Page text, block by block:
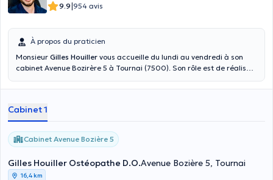
9.9|954 avis
À propos du praticien
Monsieur Gilles Houiller vous accueille du lundi au vendredi à son
cabinet Avenue Bozirère 5 à Tournai (7500). Son rôle est de réaliser
restaurer ou augmenter la mobilité des différentes articulations,
surveiller l'évolution pour adapter la prise en charge.
Cabinet 1
Cabinet Avenue Bozière 5
Gilles Houiller Ostéopathe D.O.Avenue Bozière 5, Tournai
16,4 km